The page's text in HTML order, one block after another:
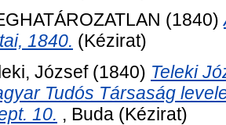
(1840)
1840. (Kézirat)
József(1840) Teleki
Tudós Társaság
10. , Buda (Kézirat)